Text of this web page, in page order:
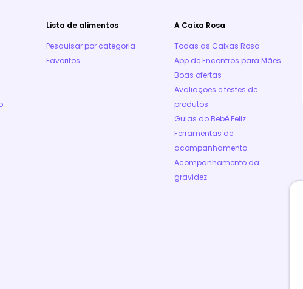
Lista de alimentos
Pesquisar por categoria
Favoritos
A Caixa Rosa
Todas as Caixas Rosa
App de Encontros para Mães
Boas ofertas
Avaliações e testes de
produtos
Guias do Bebê Feliz
Ferramentas de
acompanhamento
Acompanhamento da
gravidez